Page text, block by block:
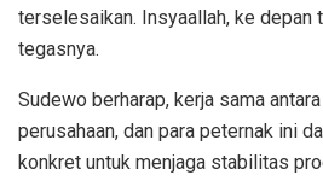
terselesaikan. Insyaallah, ke depan
tegasnya.
Sudewo berharap, kerja sama
perusahaan, dan para peternak ini
konkret untuk menjaga stabilitas